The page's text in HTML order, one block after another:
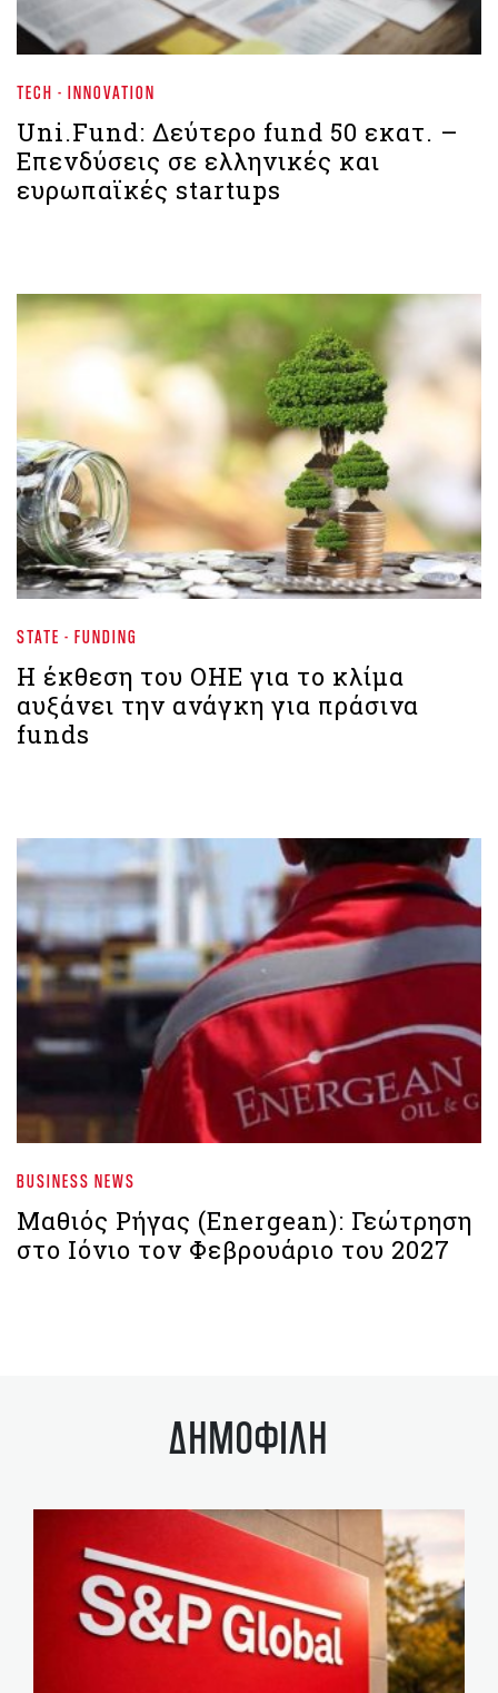
TECH - INNOVATION
Uni.Fund: Δεύτερο fund 50 εκατ. –
Επενδύσεις σε ελληνικές και
ευρωπαϊκές startups
STATE - FUNDING
Η έκθεση του ΟΗΕ για το κλίμα
αυξάνει την ανάγκη για πράσινα
funds
BUSINESS NEWS
Μαθιός Ρήγας (Energean): Γεώτρηση
στο Ιόνιο τον Φεβρουάριο του 2027
ΔΗΜΟΦΙΛΗ